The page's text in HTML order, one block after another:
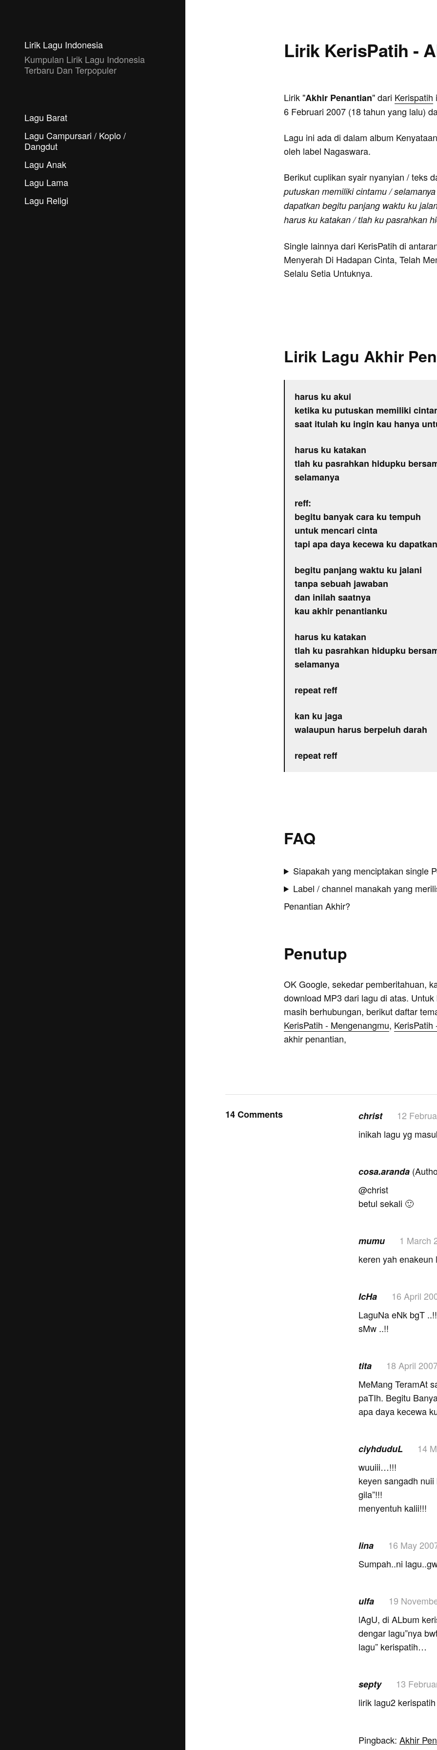
Lirik Lagu Indonesia
Kumpulan Lirik Lagu Indonesia
Terbaru Dan Terpopuler
Lagu Barat
Lagu Campursari / Koplo /
Dangdut
Lagu Anak
Lagu Lama
Lagu Religi
Lirik KerisPatih -
Lirik "Akhir Penantian" dari Kerispatih
6 Februari 2007 (18 tahun yang lalu)
Lagu ini ada di dalam album
oleh label Nagaswara.
Berikut cuplikan syair nyanyian / teks
putuskan memiliki cintamu /
dapatkan begitu panjang waktu ku
harus ku katakan / tlah ku pasrahkan
Single lainnya dari KerisPatih di
Menyerah Di Hadapan Cinta, Telah
Selalu Setia Untuknya.
Lirik Lagu Akhir
harus ku akui
ketika ku putuskan memiliki
saat itulah ku ingin kau hanya
harus ku katakan
tlah ku pasrahkan hidupku
selamanya
reff:
begitu banyak cara ku tempuh
untuk mencari cinta
tapi apa daya kecewa ku dapatkan
begitu panjang waktu ku jalani
tanpa sebuah jawaban
dan inilah saatnya
kau akhir penantianku
harus ku katakan
tlah ku pasrahkan hidupku
selamanya
repeat reff
kan ku jaga
walaupun harus berpeluh darah
repeat reff
FAQ
Siapakah yang menciptakan single
Label / channel manakah yang
Penantian Akhir?
Penutup
OK Google, sekedar pemberitahuan,
download MP3 dari lagu di atas.
masih berhubungan, berikut daftar
KerisPatih - Mengenangmu,
akhir penantian,
14 Comments christ 12
inikah lagu yg
cosa.aranda
@christ
betul sekali 🙂
mumu 1 March
keren yah enakeun
IcHa 16 April
LaguNa eNk bgT
sMw ..!!
tita 18 April
MeMang TeramAt
paTIh. Begitu
apa daya
ciyhduduL 14
wuuiii…!!!
keyen sangadh nuii
gila”!!!
menyentuh kalii!!!
lina 16 May
Sumpah..ni
ulfa 19
lAgU, di ALbum
dengar lagu”nya
lagu” kerispatih…
septy 13
lirik lagu2
Pingback: Akhir